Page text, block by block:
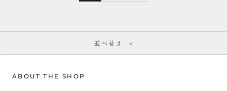
並べ替え
ABOUT THE SHOP